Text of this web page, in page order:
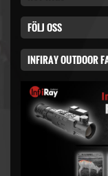
FÖLJ OSS
INFIRAY OUTDOOR